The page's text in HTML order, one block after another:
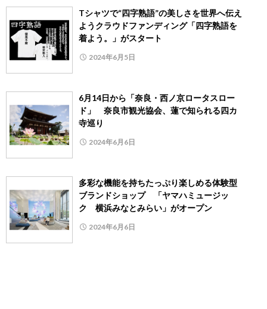
Tシャツで“四字熟語”の美しさを世界へ伝え
ようクラウドファンディング「四字熟語を
着よう。」がスタート
2024年6月5日
6月14日から「奈良・西ノ京ロータスロー
ド」 奈良市観光協会、蓮で知られる四カ
寺巡り
2024年6月6日
多彩な機能を持ちたっぷり楽しめる体験型
ブランドショップ 「ヤマハミュージッ
ク 横浜みなとみらい」がオープン
2024年6月6日